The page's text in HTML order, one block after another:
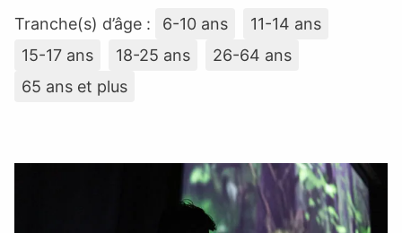
Tranche(s) d’âge : 6-10 ans
11-14 ans
15-17 ans
18-25 ans
26-64 ans
65 ans et plus